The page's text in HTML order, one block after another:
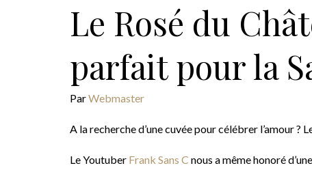
Le Rosé du
parfait pour la
ParWebmaster
A la recherche d’une cuvée pour célébrer l’amour
Le Youtuber Frank Sans C nous a même honoré